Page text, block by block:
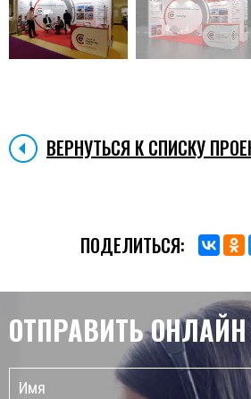
ВЕРНУТЬСЯ К СПИСКУ
ПОДЕЛИТЬСЯ:
ОТПРАВИТЬ ОНЛАЙН